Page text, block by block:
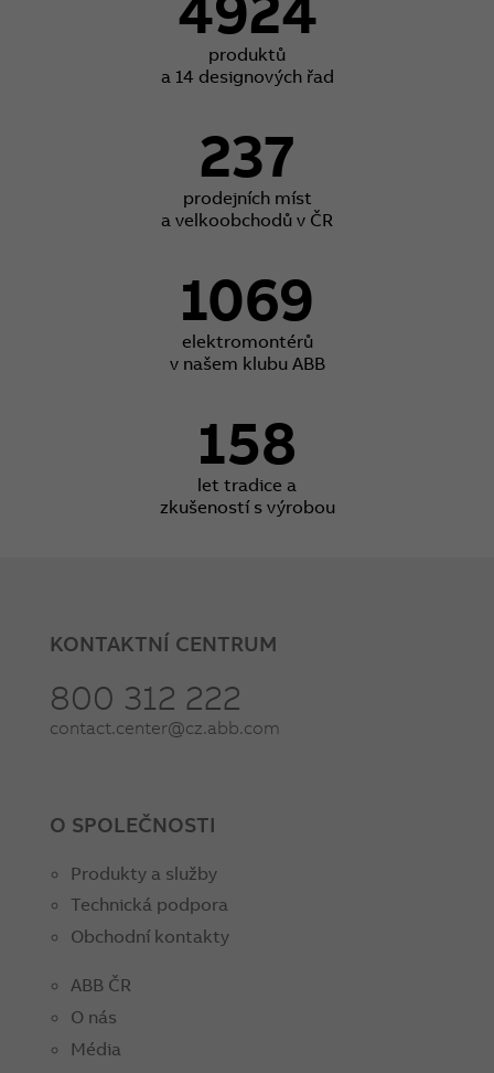
produktů
a 14 designových řad
237
prodejních míst
a velkoobchodů v ČR
1069
elektromontérů
v našem klubu ABB
158
let tradice a
zkušeností s výrobou
KONTAKTNÍ CENTRUM
800 312 222
contact.center@cz.abb.com
O SPOLEČNOSTI
Produkty a služby
Technická podpora
Obchodní kontakty
ABB ČR
O nás
Média